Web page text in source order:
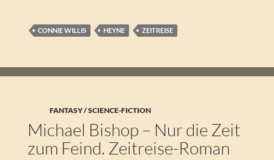
CONNIE WILLIS HEYNE ZEITREISE
FANTASY / SCIENCE-FICTION
Michael Bishop – Nur die Zeit
zum Feind. Zeitreise-Roman